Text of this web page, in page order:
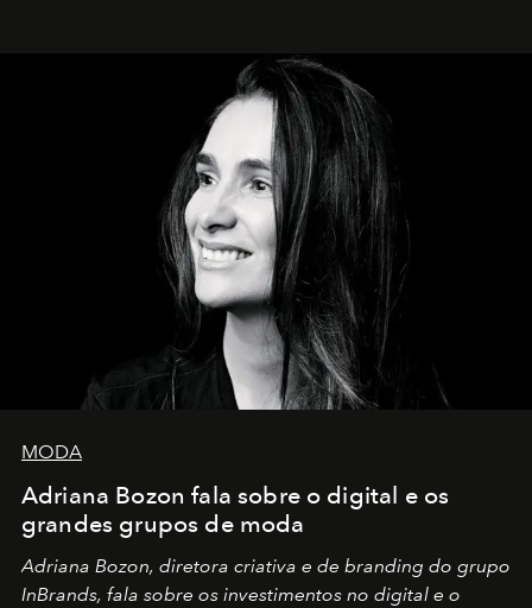
MODA
Adriana Bozon fala sobre o digital e os
grandes grupos de moda
Adriana Bozon, diretora criativa e de branding do grupo
InBrands, fala sobre os investimentos no digital e o